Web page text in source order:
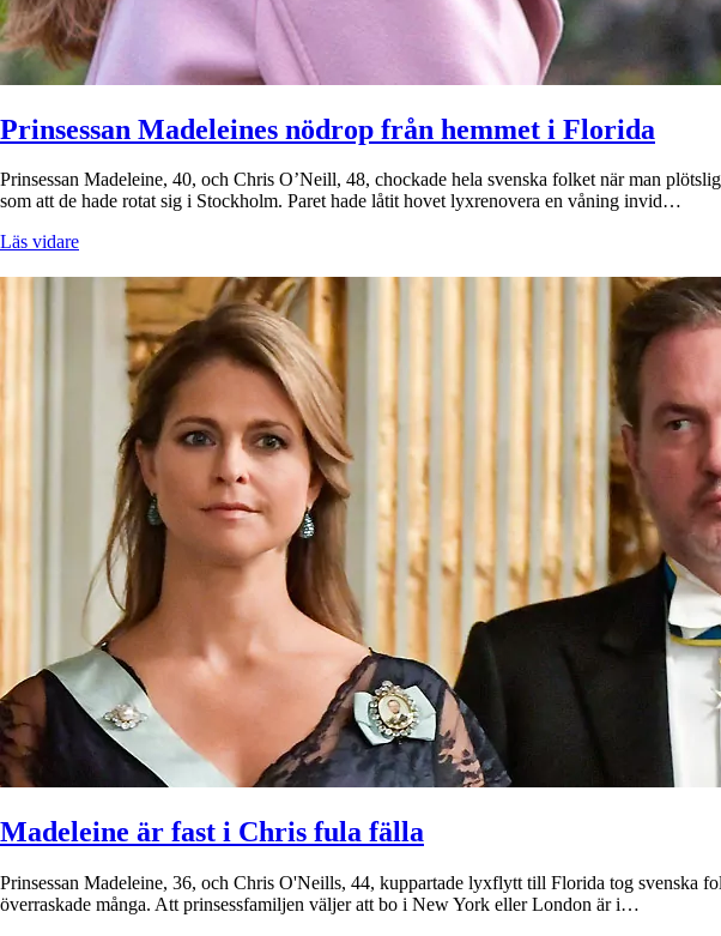
Prinsessan Madeleines nödrop från hemmet i Florida
Prinsessan Madeleine, 40, och Chris O’Neill, 48, chockade hela svenska folket när man
som att de hade rotat sig i Stockholm. Paret hade låtit hovet lyxrenovera en våning invid…
Läs vidare
Madeleine är fast i Chris fula fälla
Prinsessan Madeleine, 36, och Chris O'Neills, 44, kuppartade lyxflytt till Florida tog svenska
överraskade många. Att prinsessfamiljen väljer att bo i New York eller London är i…